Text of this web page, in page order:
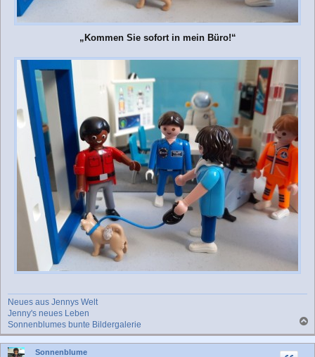
„Kommen Sie sofort in mein Büro!“
Neues aus Jennys Welt
Jenny's neues Leben
Sonnenblumes bunte Bildergalerie
a
c
Sonnenblume